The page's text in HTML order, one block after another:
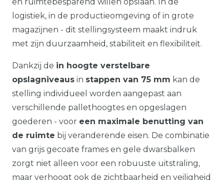
logistiek, in de productieomgeving of in grote
magazijnen - dit stellingsysteem maakt indruk
met zijn duurzaamheid, stabiliteit en flexibiliteit.
Dankzij de in hoogte verstelbare
opslagniveaus in stappen van 75 mm kan de
stelling individueel worden aangepast aan
verschillende pallethoogtes en opgeslagen
goederen - voor een maximale benutting van
de ruimte bij veranderende eisen. De combinatie
van grijs gecoate frames en gele dwarsbalken
zorgt niet alleen voor een robuuste uitstraling,
maar verhoogt ook de zichtbaarheid en veiligheid